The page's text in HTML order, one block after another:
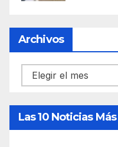
Archivos
Archivos
Las 10 Noticias